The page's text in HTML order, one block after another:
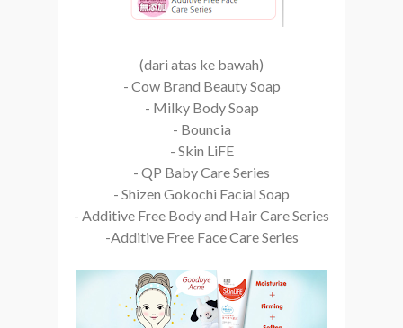
(dari atas ke bawah)
- Cow Brand Beauty Soap
- Milky Body Soap
- Bouncia
- Skin LiFE
- QP Baby Care Series
- Shizen Gokochi Facial Soap
- Additive Free Body and Hair Care Series
-Additive Free Face Care Series